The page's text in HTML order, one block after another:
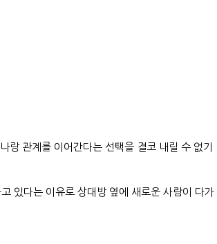
랑 관계를 이어간다는 선택을 결코 내릴 수 없기
있다는 이유로 상대방 옆에 새로운 사람이 다가